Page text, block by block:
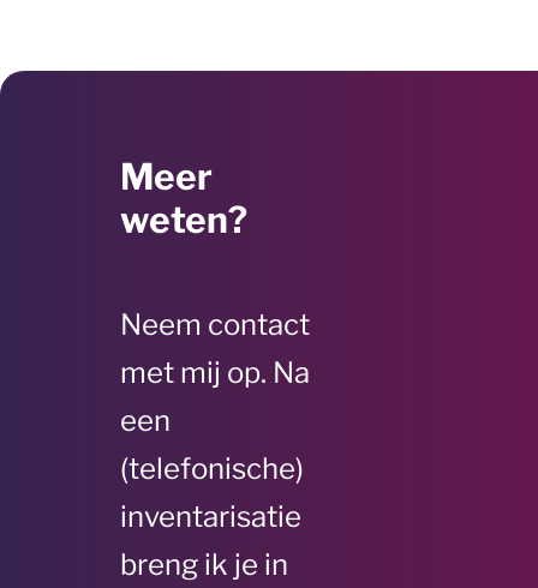
Meer
weten?
Neem contact
met mij op. Na
een
(telefonische)
inventarisatie
breng ik je in